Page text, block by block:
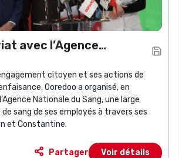
avec l’Agence
(ANS)
citoyen et ses actions de
Ooredoo a organisé, en
Nationale du Sang, une large
sang de ses employés à travers ses
et Constantine.
Partager Voir détails